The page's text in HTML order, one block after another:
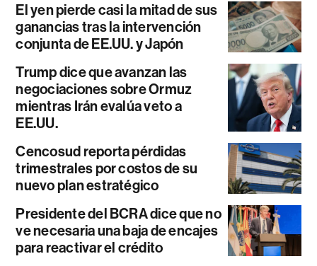
El yen pierde casi la mitad de sus
ganancias tras la intervención
conjunta de EE.UU. y Japón
Trump dice que avanzan las
negociaciones sobre Ormuz
mientras Irán evalúa veto a
EE.UU.
Cencosud reporta pérdidas
trimestrales por costos de su
nuevo plan estratégico
Presidente del BCRA dice que no
ve necesaria una baja de encajes
para reactivar el crédito